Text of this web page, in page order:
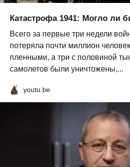
Катастрофа 1941: Могло ли
Всего за первые три недели
потеряла почти миллион
пленными, а три с половиной
самолетов были уничтожены,...
youtu.be